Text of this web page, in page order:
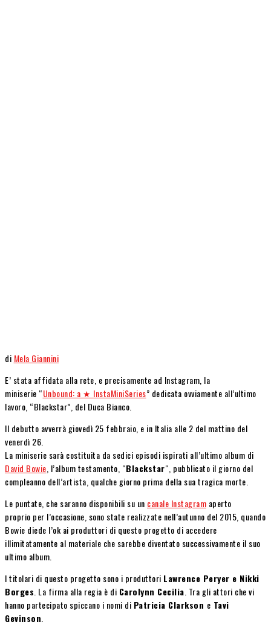
di Mela Giannini
E’ stata affidata alla rete, e precisamente ad Instagram, la
miniserie “Unbound: a ★ InstaMiniSeries” dedicata ovviamente all’ultimo
lavoro, “Blackstar”, del Duca Bianco.
Il debutto avverrà giovedì 25 febbraio, e in Italia alle 2 del mattino del
venerdì 26.
La miniserie sarà costituita da sedici episodi ispirati all’ultimo album di
David Bowie , l’album testamento, “Blackstar“, pubblicato il giorno del
compleanno dell’artista, qualche giorno prima della sua tragica morte.
Le puntate, che saranno disponibili su un canale Instagram aperto
proprio per l’occasione, sono state realizzate nell’autunno del 2015, quando
Bowie diede l’ok ai produttori di questo progetto di accedere
illimitatamente al materiale che sarebbe diventato successivamente il suo
ultimo album.
I titolari di questo progetto sono i produttori Lawrence Peryer e Nikki
Borges . La firma alla regia è di Carolynn Cecilia . Tra gli attori che vi
hanno partecipato spiccano i nomi di Patricia Clarkson e Tavi
Gevinson